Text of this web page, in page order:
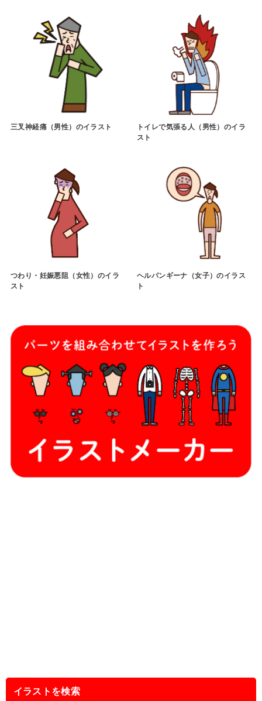
三叉神経痛（男性）のイラスト
トイレで気張る人（男性）のイラ
スト
つわり・妊娠悪阻（女性）のイラ
スト
ヘルパンギーナ（女子）のイラス
ト
イラストを検索